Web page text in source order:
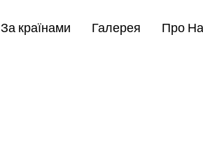
За країнами Галерея Про